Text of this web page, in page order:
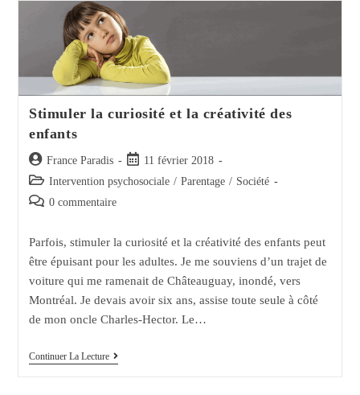
Mère
TDAH
Stimuler la curiosité et la créativité des
enfants
Auteur/autrice
de
la
publication :
France Paradis
Post
published:
11 février 2018
Post
category:
Intervention psychosociale / Parentage / Société
Post 0 commentaire
Parfois, stimuler la curiosité et la créativité des enfants peut
être épuisant pour les adultes. Je me souviens d’un trajet de
voiture qui me ramenait de Châteauguay, inondé, vers
Montréal. Je devais avoir six ans, assise toute seule à côté
de mon oncle Charles-Hector. Le…
Continuer La LectureStimuler